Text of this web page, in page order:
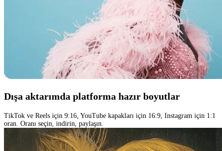
Dışa aktarımda platforma hazır boyutlar
TikTok ve Reels için 9:16, YouTube kapakları için 16:9, Instagram için 1:1
oran. Oranı seçin, indirin, paylaşın.